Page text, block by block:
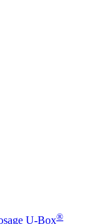
U-Box®